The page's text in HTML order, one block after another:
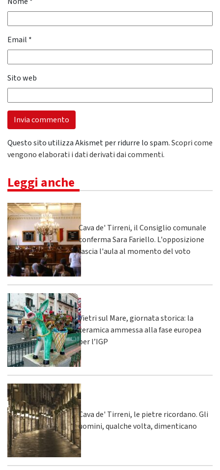
Email *
Sito web
Questo sito utilizza Akismet per ridurre lo spam.Scopri come
vengono elaborati i dati derivati dai commenti.
Leggi anche
Cava de' Tirreni, il Consiglio comunale
conferma Sara Fariello. L'opposizione
lascia l'aula al momento del voto
Vietri sul Mare, giornata storica: la
ceramica ammessa alla fase europea
per l’IGP
Cava de' Tirreni, le pietre ricordano. Gli
uomini, qualche volta, dimenticano